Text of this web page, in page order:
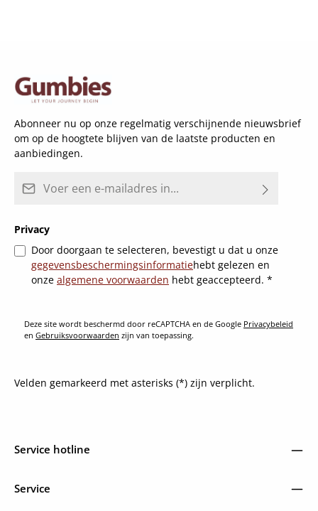
Abonneer nu op onze regelmatig verschijnende nieuwsbrief
om op de hoogtete blijven van de laatste producten en
aanbiedingen.
Privacy
Door doorgaan te selecteren, bevestigt u dat u onze
gegevensbeschermingsinformatiehebt gelezen en
onze algemene voorwaarden hebt geaccepteerd. *
Deze site wordt beschermd door reCAPTCHA en de Google Privacybeleid
en Gebruiksvoorwaarden zijn van toepassing.
Velden gemarkeerd met asterisks (*) zijn verplicht.
Service hotline
Service